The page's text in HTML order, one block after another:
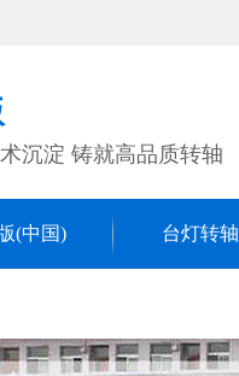
沉淀 铸就高品质转轴
(中国) 台灯转轴